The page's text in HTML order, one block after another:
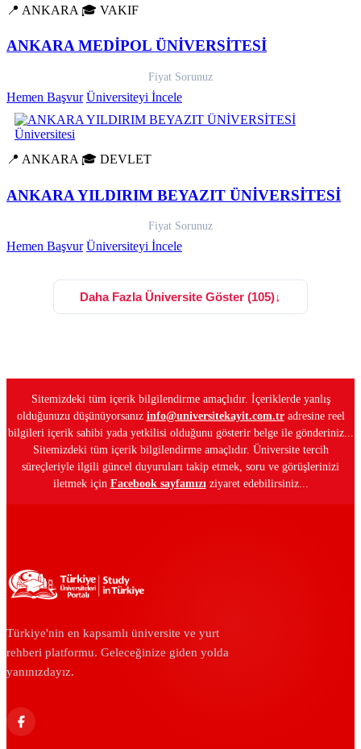
📍 ANKARA 🎓 VAKIF
ANKARA MEDİPOL ÜNİVERSİTESİ
Fiyat Sorunuz
Hemen Başvur Üniversiteyi İncele
📍 ANKARA 🎓 DEVLET
ANKARA YILDIRIM BEYAZIT ÜNİVERSİTESİ
Fiyat Sorunuz
Hemen Başvur Üniversiteyi İncele
Daha Fazla Üniversite Göster (105)↓
Sitemizdeki tüm içerik bilgilendirme amaçlıdır. İçeriklerde yanlış
olduğunuzu düşünüyorsanız info@universitekayit.com.tradresine reel
bilgileri içerik sahibi yada yetkilisi olduğunu gösterir belge ile gönderiniz...
Sitemizdeki tüm içerik bilgilendirme amaçlıdır. Üniversite tercih
süreçleriyle ilgili güncel duyuruları takip etmek, soru ve görüşlerinizi
iletmek için Facebook sayfamızıziyaret edebilirsiniz...
Türkiye'nin en kapsamlı üniversite ve yurt
rehberi platformu. Geleceğinize giden yolda
yanınızdayız.